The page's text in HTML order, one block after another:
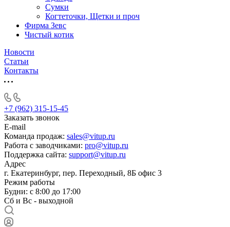
Сумки
Когтеточки, Щетки и проч
Фирма Зевс
Чистый котик
Новости
Статьи
Контакты
+7 (962) 315-15-45
Заказать звонок
E-mail
Команда продаж: sales@vitup.ru
Работа с заводчиками: pro@vitup.ru
Поддержка сайта: support@vitup.ru
Адрес
г. Екатеринбург, пер. Переходный, 8Б офис 3
Режим работы
Будни: с 8:00 до 17:00
Сб и Вс - выходной